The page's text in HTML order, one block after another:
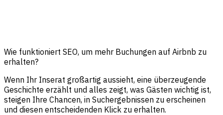
Wie funktioniert SEO, um mehr Buchungen auf Airbnb zu
erhalten?
Wenn Ihr Inserat großartig aussieht, eine überzeugende
Geschichte erzählt und alles zeigt, was Gästen wichtig ist,
steigen Ihre Chancen, in Suchergebnissen zu erscheinen
und diesen entscheidenden Klick zu erhalten.